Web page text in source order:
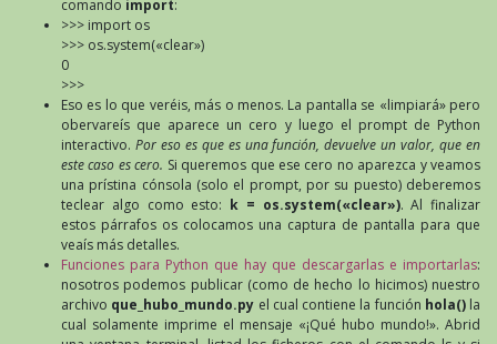
comando import:
>>> import os
>>> os.system(«clear»)
0
>>>
Eso es lo que veréis, más o menos. La pantalla se «limpiará» pero
obervareís que aparece un cero y luego el prompt de Python
interactivo. Por eso es que es una función, devuelve un valor, que en
este caso es cero. Si queremos que ese cero no aparezca y veamos
una prístina cónsola (solo el prompt, por su puesto) deberemos
teclear algo como esto: k = os.system(«clear»). Al finalizar
estos párrafos os colocamos una captura de pantalla para que
veaís más detalles.
Funciones para Python que hay que descargarlas e importarlas:
nosotros podemos publicar (como de hecho lo hicimos) nuestro
archivo que_hubo_mundo.py el cual contiene la función hola() la
cual solamente imprime el mensaje «¡Qué hubo mundo!». Abrid